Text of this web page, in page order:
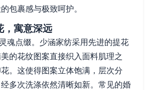
包裹感与极致呵护。
，寓意深远
魂点缀。少涵家纺采用先进的提花
的花纹图案直接织入面料肌理之
。这使得图案立体饱满，层次分
多次洗涤依然清晰如新。常见的婚